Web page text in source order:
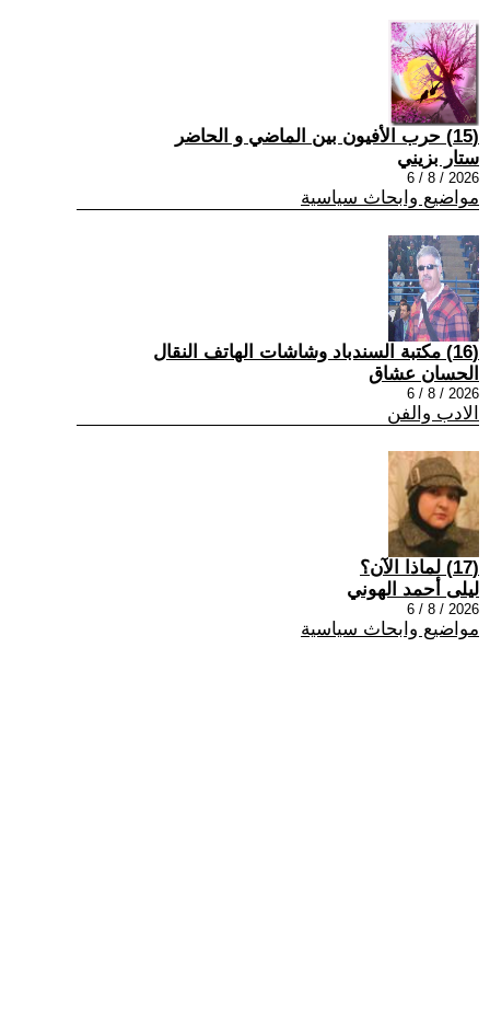
(15) حرب الأفيون بين الماضي و الحاضر
ستار بزيني
2026 / 8 / 6
مواضيع وابحاث سياسية
(16) مكتبة السندباد وشاشات الهاتف النقال
الحسان عشاق
2026 / 8 / 6
الادب والفن
(17) لماذا الآن؟
ليلى أحمد الهوني
2026 / 8 / 6
مواضيع وابحاث سياسية